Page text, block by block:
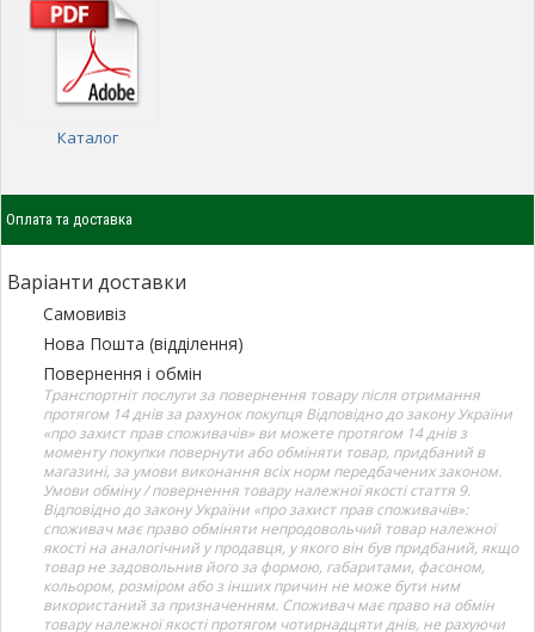
Каталог
Оплата та доставка
Варіанти доставки
Самовивіз
Нова Пошта (відділення)
Повернення і обмін
Транспортніт послуги за повернення товару після отримання
протягом 14 днів за рахунок покупця Відповідно до закону України
«про захист прав споживачів» ви можете протягом 14 днів з
моменту покупки повернути або обміняти товар, придбаний в
магазині, за умови виконання всіх норм передбачених законом.
Умови обміну / повернення товару належної якості стаття 9.
Відповідно до закону України «про захист прав споживачів»:
споживач має право обміняти непродовольчий товар належної
якості на аналогічний у продавця, у якого він був придбаний, якщо
товар не задовольнив його за формою, габаритами, фасоном,
кольором, розміром або з інших причин не може бути ним
використаний за призначенням. Споживач має право на обмін
товару належної якості протягом чотирнадцяти днів, не рахуючи